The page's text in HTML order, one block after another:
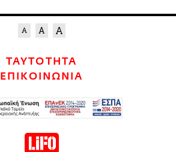
ΤΑΥΤΟΤΗΤΑ
ΕΠΙΚΟΙΝΩΝΙΑ